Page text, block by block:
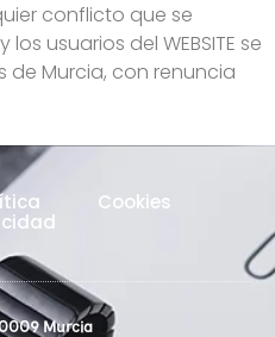
conflicto que se
usuarios del WEBSITE se
de Murcia, con renuncia
Cookies
Murcia